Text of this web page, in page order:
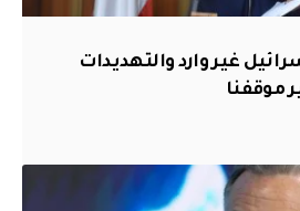
غير وارد والتهديدات
موقفنا